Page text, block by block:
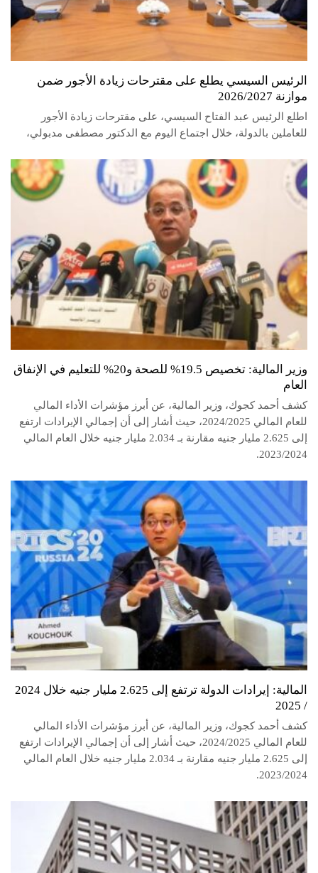
الرئيس السيسي يطلع على مقترحات زيادة الأجور ضمن
موازنة 2026/2027
اطلع الرئيس عبد الفتاح السيسي، على مقترحات زيادة الأجور
للعاملين بالدولة، خلال اجتماع اليوم مع الدكتور مصطفى مدبولي،
وزير المالية: تخصيص 19.5% للصحة و20% للتعليم في الإنفاق
العام
كشف أحمد كجوك، وزير المالية، عن أبرز مؤشرات الأداء المالي
للعام المالي 2024/2025، حيث أشار إلى أن إجمالي الإيرادات ارتفع
إلى 2.625 مليار جنيه مقارنة بـ 2.034 مليار جنيه خلال العام المالي
2023/2024.
المالية: إيرادات الدولة ترتفع إلى 2.625 مليار جنيه خلال 2024
/ 2025
كشف أحمد كجوك، وزير المالية، عن أبرز مؤشرات الأداء المالي
للعام المالي 2024/2025، حيث أشار إلى أن إجمالي الإيرادات ارتفع
إلى 2.625 مليار جنيه مقارنة بـ 2.034 مليار جنيه خلال العام المالي
2023/2024.